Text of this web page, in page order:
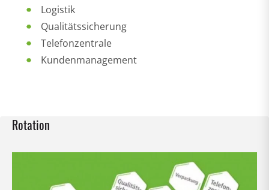
Rotation
Logistik
Qualitätssicherung
Telefonzentrale
Kundenmanagement